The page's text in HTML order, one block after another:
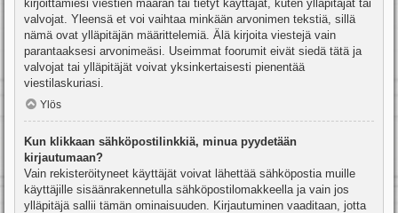
kirjoittamiesi viestien määrän tai tietyt käyttäjät, kuten ylläpitäjät tai
valvojat. Yleensä et voi vaihtaa minkään arvonimen tekstiä, sillä
nämä ovat ylläpitäjän määrittelemiä. Älä kirjoita viestejä vain
parantaaksesi arvonimeäsi. Useimmat foorumit eivät siedä tätä ja
valvojat tai ylläpitäjät voivat yksinkertaisesti pienentää
viestilaskuriasi.
Ylös
Kun klikkaan sähköpostilinkkiä, minua pyydetään
kirjautumaan?
Vain rekisteröityneet käyttäjät voivat lähettää sähköpostia muille
käyttäjille sisäänrakennetulla sähköpostilomakkeella ja vain jos
ylläpitäjä sallii tämän ominaisuuden. Kirjautuminen vaaditaan, jotta